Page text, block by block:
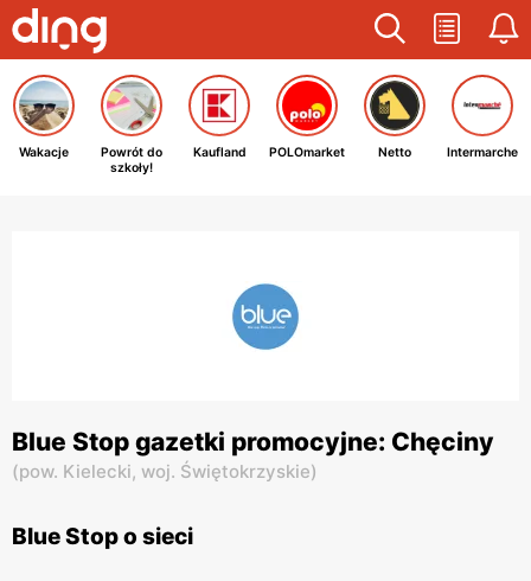
Wakacje
Powrót do
szkoły!
Kaufland POLOmarket Netto Intermarche
Blue Stop gazetki promocyjne: Chęciny
(pow. Kielecki, woj. Świętokrzyskie)
Blue Stop o sieci